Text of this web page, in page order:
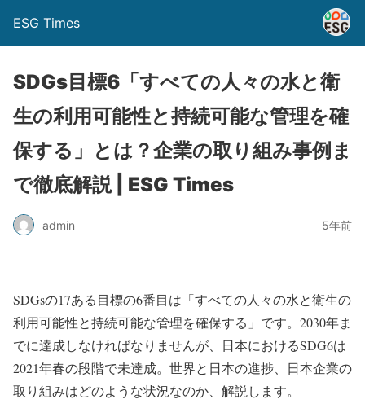
ESG Times
SDGs目標6「すべての人々の水と衛
生の利用可能性と持続可能な管理を確
保する」とは？企業の取り組み事例ま
で徹底解説 | ESG Times
admin 5年前
SDGsの17ある目標の6番目は「すべての人々の水と衛生の
利用可能性と持続可能な管理を確保する」です。2030年ま
でに達成しなければなりませんが、日本におけるSDG6は
2021年春の段階で未達成。世界と日本の進捗、日本企業の
取り組みはどのような状況なのか、解説します。